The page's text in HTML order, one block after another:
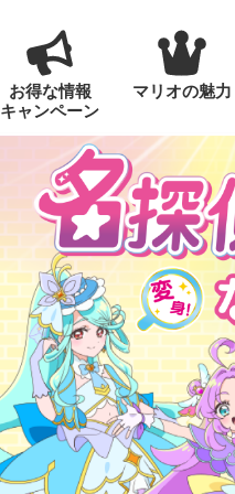
お得な情報
キャンペーン
マリオの魅力